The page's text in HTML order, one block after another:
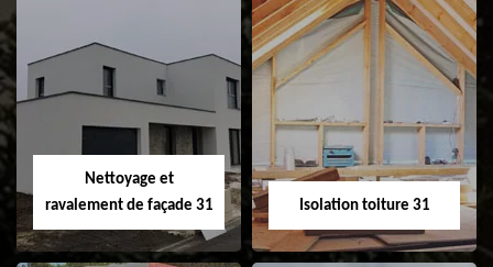
Pose et
changement de
fenêtre de toit et
Velux 31
Nettoyage et pose
Nettoyage et
ravalement de façade 31
Isolation toiture 31